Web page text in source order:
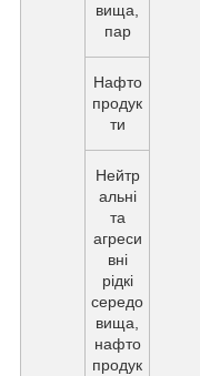
вища,
пар
Нафто
продук
ти
Нейтр
альні
та
агреси
вні
рідкі
середо
вища,
нафто
продук